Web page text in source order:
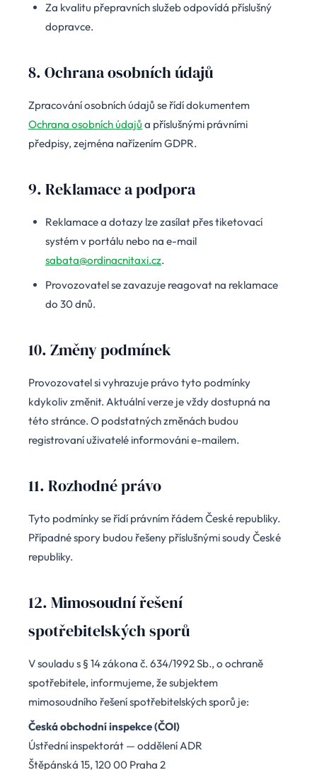
Za kvalitu přepravních služeb odpovídá příslušný
dopravce.
8. Ochrana osobních údajů
Zpracování osobních údajů se řídí dokumentem
Ochrana osobních údajů a příslušnými právními
předpisy, zejména nařízením GDPR.
9. Reklamace a podpora
Reklamace a dotazy lze zasílat přes tiketovací
systém v portálu nebo na e-mail
sabata@ordinacnitaxi.cz.
Provozovatel se zavazuje reagovat na reklamace
do 30 dnů.
10. Změny podmínek
Provozovatel si vyhrazuje právo tyto podmínky
kdykoliv změnit. Aktuální verze je vždy dostupná na
této stránce. O podstatných změnách budou
registrovaní uživatelé informováni e-mailem.
11. Rozhodné právo
Tyto podmínky se řídí právním řádem České republiky.
Případné spory budou řešeny příslušnými soudy České
republiky.
12. Mimosoudní řešení
spotřebitelských sporů
V souladu s § 14 zákona č. 634/1992 Sb., o ochraně
spotřebitele, informujeme, že subjektem
mimosoudního řešení spotřebitelských sporů je:
Česká obchodní inspekce (ČOI)
Ústřední inspektorát — oddělení ADR
Štěpánská 15, 120 00 Praha 2